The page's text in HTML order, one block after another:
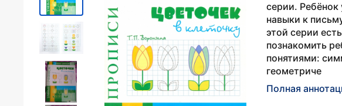
серии. Ребёнок
навыки к
этой серии
познакомить
понятиями:
геометриче
Полная